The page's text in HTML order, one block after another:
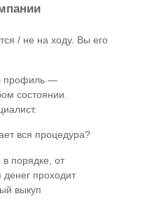
/ не на ходу. Вы его
профиль —
состоянии.
вся процедура?
порядке, от
денег проходит
выкуп